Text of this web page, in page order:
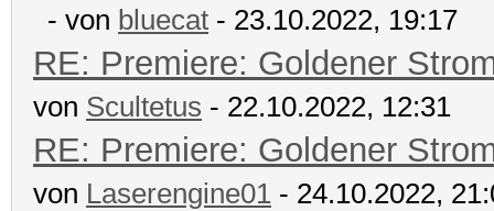
- von bluecat - 23.10.2022, 19:17
RE: Premiere: Goldener
von Scultetus - 22.10.2022, 12:31
RE: Premiere: Goldener
von Laserengine01 - 24.10.2022,